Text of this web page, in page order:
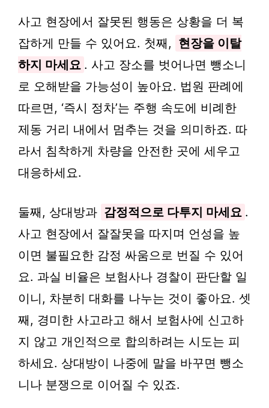
사고 현장에서 잘못된 행동은 상황을 더 복
잡하게 만들 수 있어요. 첫째, 현장을 이탈
하지 마세요 . 사고 장소를 벗어나면 뺑소니
로 오해받을 가능성이 높아요. 법원 판례에
따르면, ‘즉시 정차’는 주행 속도에 비례한
제동 거리 내에서 멈추는 것을 의미하죠. 따
라서 침착하게 차량을 안전한 곳에 세우고
대응하세요.
둘째, 상대방과 감정적으로 다투지 마세요 .
사고 현장에서 잘잘못을 따지며 언성을 높
이면 불필요한 감정 싸움으로 번질 수 있어
요. 과실 비율은 보험사나 경찰이 판단할 일
이니, 차분히 대화를 나누는 것이 좋아요. 셋
째, 경미한 사고라고 해서 보험사에 신고하
지 않고 개인적으로 합의하려는 시도는 피
하세요. 상대방이 나중에 말을 바꾸면 뺑소
니나 분쟁으로 이어질 수 있죠.